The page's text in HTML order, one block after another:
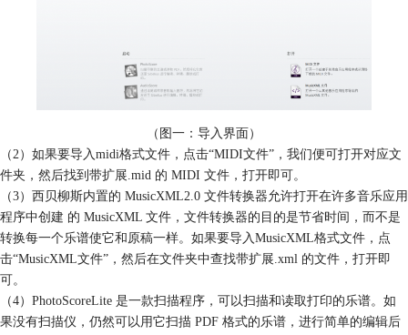
（图一：导入界面）
（2）如果要导入midi格式文件，点击“MIDI文件”，我们便可打开对应文
件夹，然后找到带扩展.mid 的 MIDI 文件，打开即可。
（3）西贝柳斯内置的 MusicXML2.0 文件转换器允许打开在许多音乐应用
程序中创建 的 MusicXML 文件，文件转换器的目的是节省时间，而不是
转换每一个乐谱使它和原稿一样。如果要导入MusicXML格式文件，点
击“MusicXML文件”，然后在文件夹中查找带扩展.xml 的文件，打开即
可。
（4）PhotoScoreLite 是一款扫描程序，可以扫描和读取打印的乐谱。如
果没有扫描仪，仍然可以用它扫描 PDF 格式的乐谱，进行简单的编辑后